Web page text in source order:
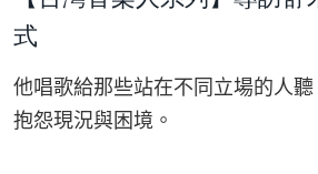
式
他唱歌給那些站在不同立場的人
抱怨現況與困境。